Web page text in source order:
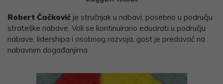
Robert Čačković je stručnjak u nabavi, posebno u području
strateške nabave. Voli se kontinuirano educirati u području
nabave, lidershipa i osobnog razvoja, gost je predavač na
nabavnim događanjima